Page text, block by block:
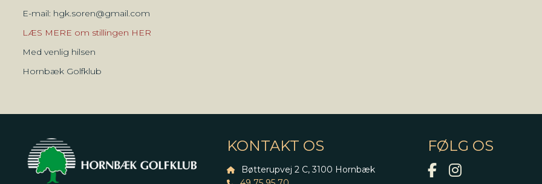
E-mail: hgk.soren@gmail.com
LÆS MERE om stillingen HER
Med venlig hilsen
Hornbæk Golfklub
KONTAKT OS
Bøtterupvej 2 C, 3100 Hornbæk
FØLG OS